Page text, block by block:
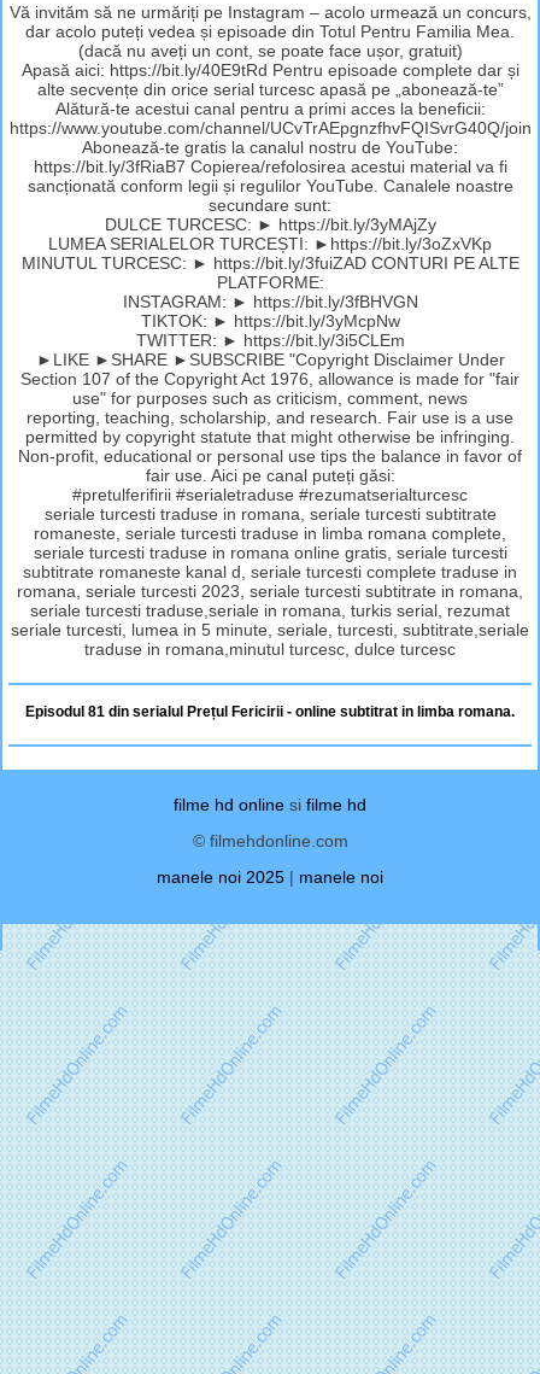
Vă invităm să ne urmăriți pe Instagram – acolo urmează un concurs,
dar acolo puteți vedea și episoade din Totul Pentru Familia Mea.
(dacă nu aveți un cont, se poate face ușor, gratuit)
Apasă aici: https://bit.ly/40E9tRd Pentru episoade complete dar și
alte secvențe din orice serial turcesc apasă pe „abonează-te”
Alătură-te acestui canal pentru a primi acces la beneficii:
https://www.youtube.com/channel/UCvTrAEpgnzfhvFQISvrG40Q/join
Abonează-te gratis la canalul nostru de YouTube:
https://bit.ly/3fRiaB7 Copierea/refolosirea acestui material va fi
sancționată conform legii și regulilor YouTube. Canalele noastre
secundare sunt:
DULCE TURCESC: ► https://bit.ly/3yMAjZy
LUMEA SERIALELOR TURCEȘTI: ►https://bit.ly/3oZxVKp
MINUTUL TURCESC: ► https://bit.ly/3fuiZAD CONTURI PE ALTE
PLATFORME:
INSTAGRAM: ► https://bit.ly/3fBHVGN
TIKTOK: ► https://bit.ly/3yMcpNw
TWITTER: ► https://bit.ly/3i5CLEm
►LIKE ►SHARE ►SUBSCRIBE "Copyright Disclaimer Under
Section 107 of the Copyright Act 1976, allowance is made for "fair
use" for purposes such as criticism, comment, news
reporting, teaching, scholarship, and research. Fair use is a use
permitted by copyright statute that might otherwise be infringing.
Non-profit, educational or personal use tips the balance in favor of
fair use. Aici pe canal puteți găsi:
#pretulferifirii #serialetraduse #rezumatserialturcesc
seriale turcesti traduse in romana, seriale turcesti subtitrate
romaneste, seriale turcesti traduse in limba romana complete,
seriale turcesti traduse in romana online gratis, seriale turcesti
subtitrate romaneste kanal d, seriale turcesti complete traduse in
romana, seriale turcesti 2023, seriale turcesti subtitrate in romana,
seriale turcesti traduse,seriale in romana, turkis serial, rezumat
seriale turcesti, lumea in 5 minute, seriale, turcesti, subtitrate,seriale
traduse in romana,minutul turcesc, dulce turcesc
Episodul 81 din serialul Prețul Fericirii - online subtitrat in limba romana.
filme hd online si filme hd
© filmehdonline.com
manele noi 2025 | manele noi